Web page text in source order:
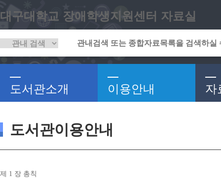
대구대학교 장애학생지원센터 자료실
도서관소개 이용안내 자
도서관이용안내
제 1 장 총칙